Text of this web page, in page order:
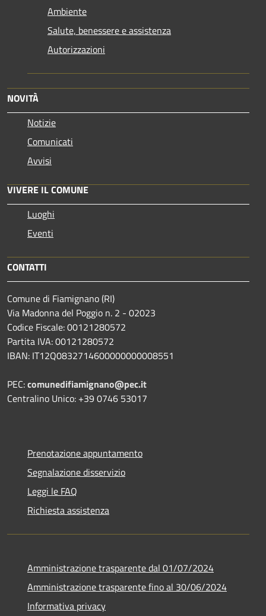
Ambiente
Salute, benessere e assistenza
Autorizzazioni
NOVITÀ
Notizie
Comunicati
Avvisi
VIVERE IL COMUNE
Luoghi
Eventi
CONTATTI
Comune di Fiamignano (RI)
Via Madonna del Poggio n. 2 - 02023
Codice Fiscale: 00121280572
Partita IVA: 00121280572
IBAN: IT12Q0832714600000000008551
PEC:comunedifiamignano@pec.it
Centralino Unico: +39 0746 53017
Prenotazione appuntamento
Segnalazione disservizio
Leggi le FAQ
Richiesta assistenza
Amministrazione trasparente dal 01/07/2024
Amministrazione trasparente fino al 30/06/2024
Informativa privacy